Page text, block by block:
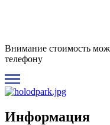
Внимание стоимость
телефону
Информация